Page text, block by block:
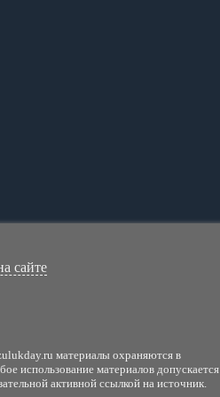
сайте
материалы охраняются в
использование материалов допускается
активной ссылкой на источник.